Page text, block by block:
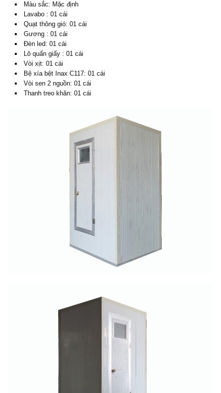
Màu sắc: Mặc định
Lavabo : 01 cái
Quạt thông gió: 01 cái
Gương : 01 cái
Đèn led: 01 cái
Lô quấn giấy : 01 cái
Vòi xịt: 01 cái
Bệ xía bệt Inax C117: 01 cái
Vòi sen 2 nguồn: 01 cái
Thanh treo khăn: 01 cái